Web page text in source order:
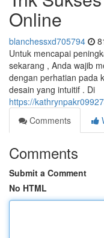
Online
blanchessxd705794
Untuk mencapai
sekarang , Anda wajib
dengan perhatian pada
desain yang intuitif . Di
https://
Comments
Comments
Submit a Comment
No HTML